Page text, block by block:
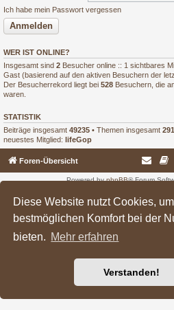
Diese Website nutzt Cookies,
bestmöglichen Komfort bei der
bieten. Mehr erfahren
Verstanden!
Ich habe mein Passwort vergessen
WER IST ONLINE?
Insgesamt sind 2 Besucher online :: 1 sichtbares
Gast (basierend auf den aktiven Besuchern der
Der Besucherrekord liegt bei 528 Besuchern, die
waren.
STATISTIK
Beiträge insgesamt 49235 • Themen insgesamt
neuestes Mitglied: lifeGop
Foren-Übersicht
Powered byphpBB® Forum